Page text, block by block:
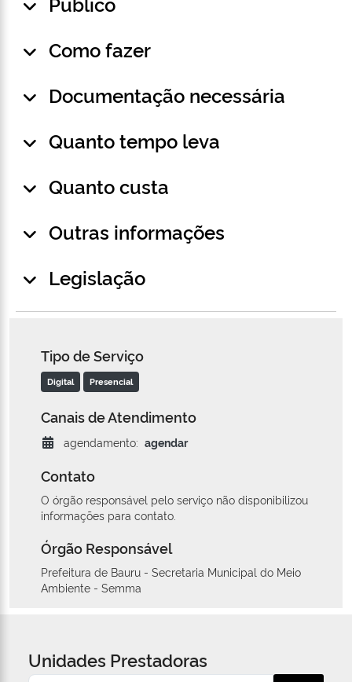
Como fazer
Documentação necessária
Quanto tempo leva
Quanto custa
Outras informações
Legislação
Tipo de Serviço
Digital Presencial
Canais de Atendimento
agendamento: agendar
Contato
O órgão responsável pelo serviço não disponibilizou
informações para contato.
Órgão Responsável
Prefeitura de Bauru - Secretaria Municipal do Meio
Ambiente - Semma
Unidades Prestadoras